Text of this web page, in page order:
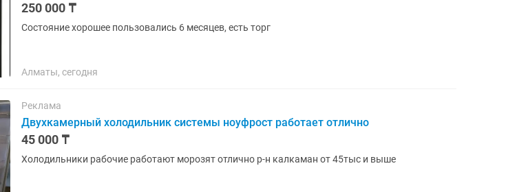
250 000 ₸
Состояние хорошее пользовались 6 месяцев, есть торг
Алматы, сегодня
Реклама
Двухкамерный холодильник системы ноуфрост работает отлично
45 000 ₸
Холодильники рабочие работают морозят отлично р-н калкаман от 45тыс и выше